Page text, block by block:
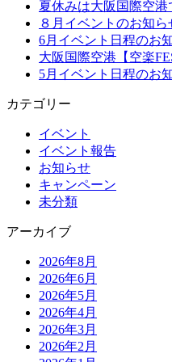
夏休みは大阪国際空港
８月イベントのお知ら
6月イベント日程のお
大阪国際空港【空楽
5月イベント日程のお
カテゴリー
イベント
イベント報告
お知らせ
キャンペーン
未分類
アーカイブ
2026年8月
2026年6月
2026年5月
2026年4月
2026年3月
2026年2月